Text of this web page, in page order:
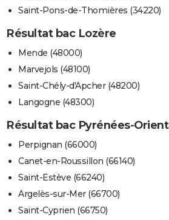
Saint-Pons-de-Thomières (34220)
Résultat bac Lozère
Mende (48000)
Marvejols (48100)
Saint-Chély-d'Apcher (48200)
Langogne (48300)
Résultat bac Pyrénées-
Perpignan (66000)
Canet-en-Roussillon (66140)
Saint-Estève (66240)
Argelès-sur-Mer (66700)
Saint-Cyprien (66750)